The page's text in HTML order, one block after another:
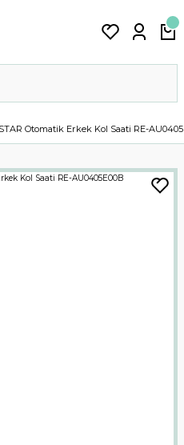
Otomatik Erkek Kol Saati RE-